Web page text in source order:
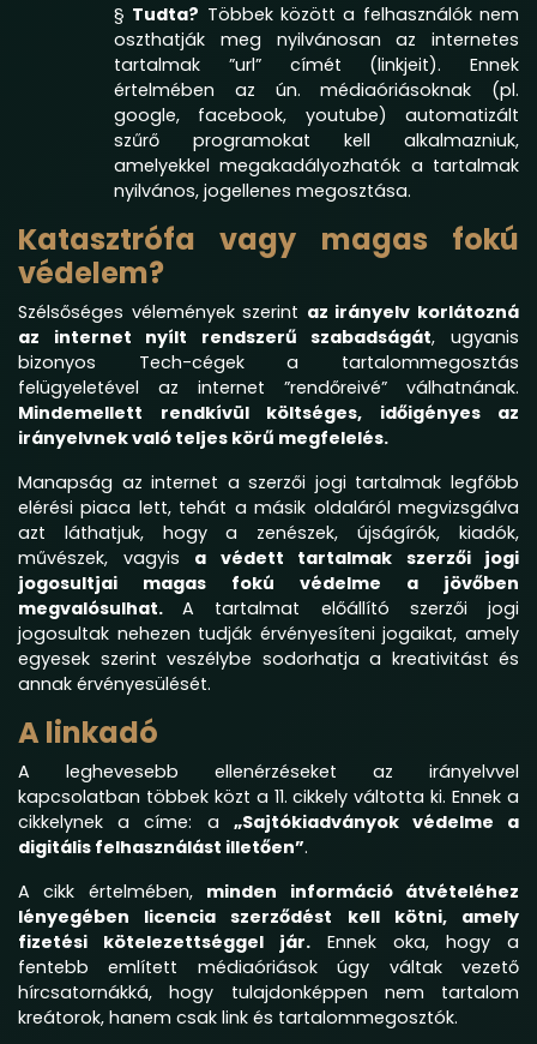
§ Tudta? Többek között a felhasználók nem
oszthatják meg nyilvánosan az internetes
tartalmak ”url” címét (linkjeit). Ennek
értelmében az ún. médiaóriásoknak (pl.
google, facebook, youtube) automatizált
szűrő programokat kell alkalmazniuk,
amelyekkel megakadályozhatók a tartalmak
nyilvános, jogellenes megosztása.
Katasztrófa vagy magas fokú
védelem?
Szélsőséges vélemények szerint az irányelv korlátozná
az internet nyílt rendszerű szabadságát, ugyanis
bizonyos Tech-cégek a tartalommegosztás
felügyeletével az internet ”rendőreivé” válhatnának.
Mindemellett rendkívül költséges, időigényes az
irányelvnek való teljes körű megfelelés.
Manapság az internet a szerzői jogi tartalmak legfőbb
elérési piaca lett, tehát a másik oldaláról megvizsgálva
azt láthatjuk, hogy a zenészek, újságírók, kiadók,
művészek, vagyis a védett tartalmak szerzői jogi
jogosultjai magas fokú védelme a jövőben
megvalósulhat.A tartalmat előállító szerzői jogi
jogosultak nehezen tudják érvényesíteni jogaikat, amely
egyesek szerint veszélybe sodorhatja a kreativitást és
annak érvényesülését.
A linkadó
A leghevesebb ellenérzéseket az irányelvvel
kapcsolatban többek közt a 11. cikkely váltotta ki. Ennek a
cikkelynek a címe: a „Sajtókiadványok védelme a
digitális felhasználást illetően”.
A cikk értelmében, minden információ átvételéhez
lényegében licencia szerződést kell kötni, amely
fizetési kötelezettséggel jár. Ennek oka, hogy a
fentebb említett médiaóriások úgy váltak vezető
hírcsatornákká, hogy tulajdonképpen nem tartalom
kreátorok, hanem csak link és tartalommegosztók.